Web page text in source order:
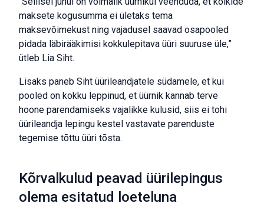
maksete kogusumma ei ületaks tema
maksevõimekust ning vajadusel saavad osapooled
pidada läbirääkimisi kokkulepitava üüri suuruse üle,”
ütleb Lia Siht.
Lisaks paneb Siht üürileandjatele südamele, et kui
pooled on kokku leppinud, et üürnik kannab terve
hoone parendamiseks vajalikke kulusid, siis ei tohi
üürileandja lepingu kestel vastavate parenduste
tegemise tõttu üüri tõsta.
Kõrvalkulud peavad üürilepingus
olema esitatud loeteluna